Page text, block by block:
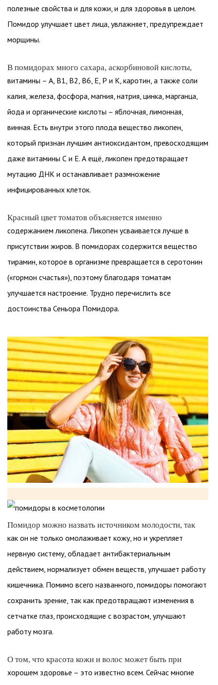
полезные свойства и для кожи, и для здоровья в целом.
Помидор улучшает цвет лица, увлажняет, предупреждает
морщины.
В помидорах много сахара, аскорбиновой кислоты,
витамины – А, В1, В2, В6, Е, Р и К, каротин, а также соли
калия, железа, фосфора, магния, натрия, цинка, марганца,
йода и органические кислоты – яблочная, лимонная,
винная. Есть внутри этого плода вещество ликопен,
который признан лучшим антиоксидантом, превосходящим
даже витамины С и Е. А ещё, ликопен предотвращает
мутацию ДНК и останавливает размножение
инфицированных клеток.
Красный цвет томатов объясняется именно
содержанием ликопена. Ликопен усваивается лучше в
присутствии жиров. В помидорах содержится вещество
тирамин, которое в организме превращается в серотонин
(«гормон счастья»), поэтому благодаря томатам
улучшается настроение. Трудно перечислить все
достоинства Сеньора Помидора.
Помидор можно назвать источником молодости, так
как он не только омолаживает кожу, но и укрепляет
нервную систему, обладает антибактериальным
действием, нормализует обмен веществ, улучшает работу
кишечника. Помимо всего названного, помидоры помогают
сохранить зрение, так как предотвращают изменения в
сетчатке глаз, происходящие с возрастом, улучшают
работу мозга.
О том, что красота кожи и волос может быть при
хорошем здоровье – это известно всем. Сейчас многие